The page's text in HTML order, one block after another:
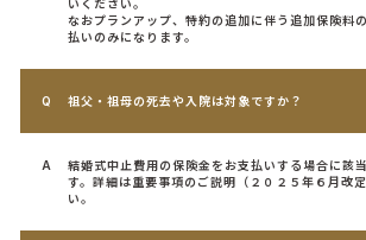
いください。
なおプランアップ、特約の追加に伴う追加保険料
払いのみになります。
祖父・祖母の死去や入院は対象ですか？
結婚式中止費用の保険金をお支払いする場合に該
す。詳細は重要事項のご説明（２０２５年６月改
い。